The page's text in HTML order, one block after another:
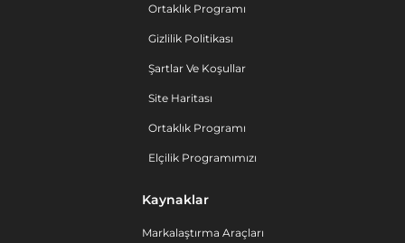
Ortaklık Programı
Gizlilik Politikası
Şartlar Ve Koşullar
Site Haritası
Ortaklık Programı
Elçilik Programımızı
Kaynaklar
Markalaştırma Araçları